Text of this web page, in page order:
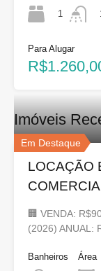
1
Para Alugar
Imóveis
Em Destaque
LOCAÇÃO
🏢 VENDA:
(2026) ANUAL:
Banheiros
Área